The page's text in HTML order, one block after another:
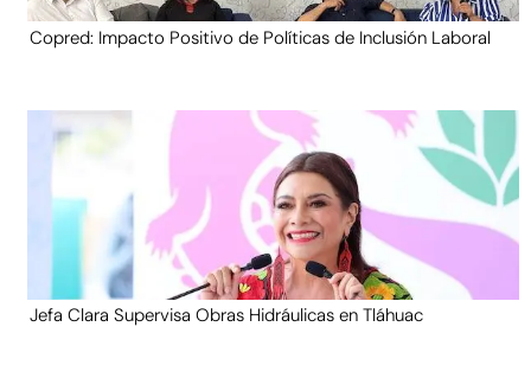
Copred: Impacto Positivo de Políticas de Inclusión Laboral
Jefa Clara Supervisa Obras Hidráulicas en Tláhuac